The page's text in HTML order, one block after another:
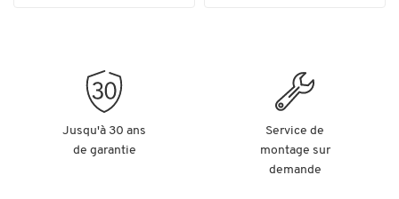
Jusqu'à 30 ans
de garantie
Service de
montage sur
demande